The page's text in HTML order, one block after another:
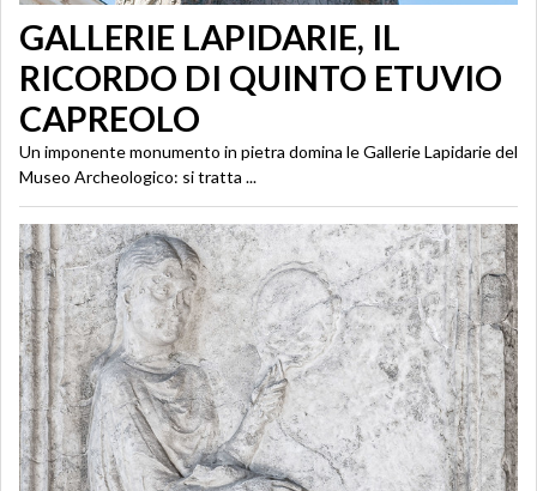
GALLERIE LAPIDARIE, IL
RICORDO DI QUINTO ETUVIO
CAPREOLO
Un imponente monumento in pietra domina le Gallerie Lapidarie del
Museo Archeologico: si tratta ...